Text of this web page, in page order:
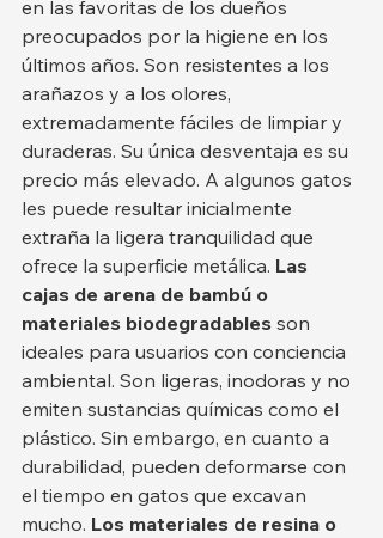
en las favoritas de los dueños
preocupados por la higiene en los
últimos años. Son resistentes a los
arañazos y a los olores,
extremadamente fáciles de limpiar y
duraderas. Su única desventaja es su
precio más elevado. A algunos gatos
les puede resultar inicialmente
extraña la ligera tranquilidad que
ofrece la superficie metálica. Las
cajas de arena de bambú o
materiales biodegradables son
ideales para usuarios con conciencia
ambiental. Son ligeras, inodoras y no
emiten sustancias químicas como el
plástico. Sin embargo, en cuanto a
durabilidad, pueden deformarse con
el tiempo en gatos que excavan
mucho. Los materiales de resina o